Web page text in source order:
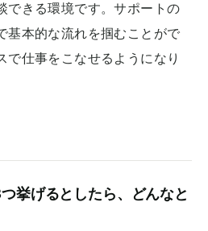
できる環境です。サポートの
基本的な流れを掴むことがで
で仕事をこなせるようになり
挙げるとしたら、どんなと